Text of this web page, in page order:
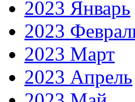
2023 Январь
2023
2023 Март
2023 Апрель